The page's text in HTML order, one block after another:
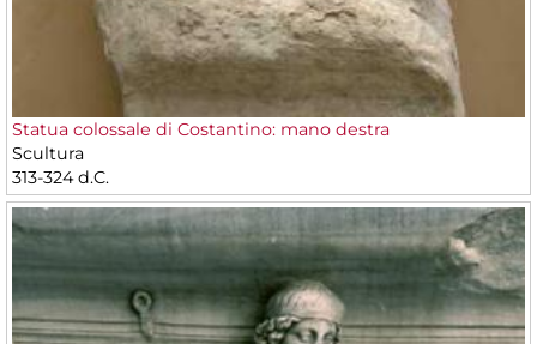
Statua colossale di Costantino: mano destra
Scultura
313-324 d.C.